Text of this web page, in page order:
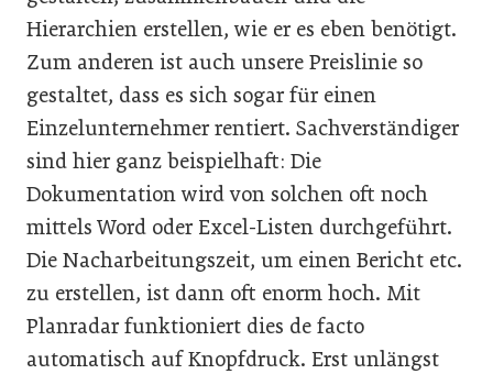
Hierarchien erstellen, wie er es eben benötigt.
Zum anderen ist auch unsere Preislinie so
gestaltet, dass es sich sogar für einen
Einzelunternehmer rentiert. Sachverständiger
sind hier ganz beispielhaft: Die
Dokumentation wird von solchen oft noch
mittels Word oder Excel-Listen durchgeführt.
Die Nacharbeitungszeit, um einen Bericht etc.
zu erstellen, ist dann oft enorm hoch. Mit
Planradar funktioniert dies de facto
automatisch auf Knopfdruck. Erst unlängst